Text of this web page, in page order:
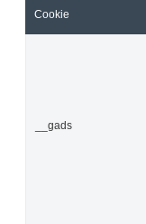
Cookie
__gads